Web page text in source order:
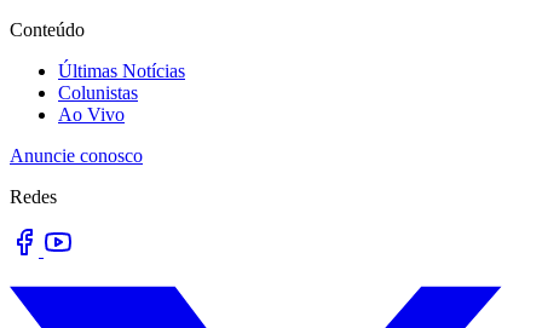
Conteúdo
Últimas Notícias
Colunistas
Ao Vivo
Anuncie conosco
Redes